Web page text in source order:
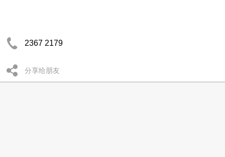
2367 2179
分享给朋友